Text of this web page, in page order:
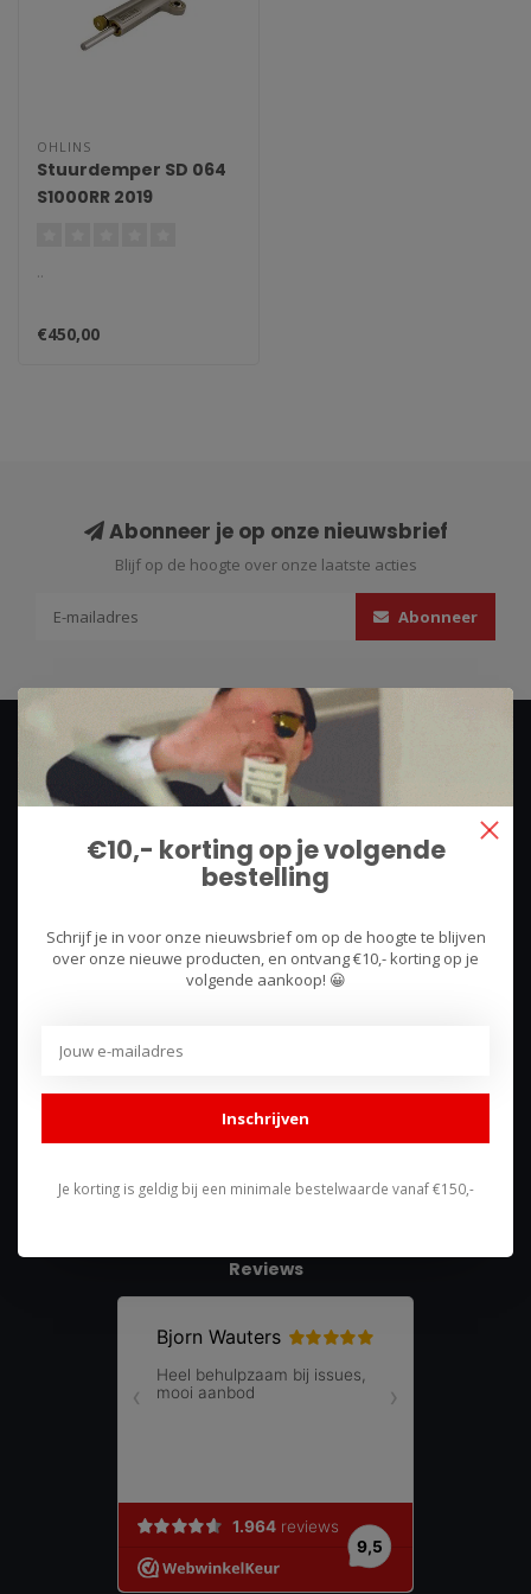
OHLINS
Stuurdemper SD 064
S1000RR 2019
..
€450,00
Abonneer je op onze nieuwsbrief
Blijf op de hoogte over onze laatste acties
Abonneer
We use what we sell, that's the difference!
Hullerpad 13Q
6741 PA
Reviews
€10,- korting op je volgende
bestelling
Schrijf je in voor onze nieuwsbrief om op de hoogte te blijven
over onze nieuwe producten, en ontvang €10,- korting op je
volgende aankoop! 😀
Inschrijven
Je korting is geldig bij een minimale bestelwaarde vanaf €150,-